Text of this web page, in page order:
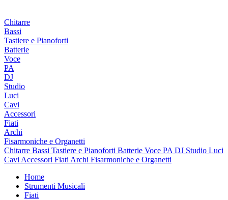
Chitarre
Bassi
Tastiere e Pianoforti
Batterie
Voce
PA
DJ
Studio
Luci
Cavi
Accessori
Fiati
Archi
Fisarmoniche e Organetti
Chitarre Bassi Tastiere e Pianoforti Batterie Voce PA DJ Studio Luci
Cavi Accessori Fiati Archi Fisarmoniche e Organetti
Home
Strumenti Musicali
Fiati